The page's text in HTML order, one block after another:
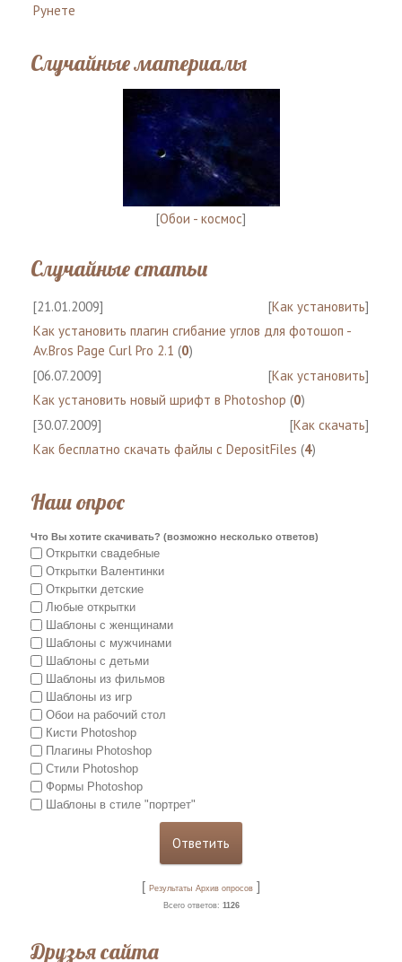
Рунете
Случайные материалы
[Обои - космос]
Случайные статьи
[21.01.2009] [Как установить]
Как установить плагин сгибание углов для фотошоп -
Av.Bros Page Curl Pro 2.1 (0)
[06.07.2009]
[Как установить]
Как установить новый шрифт в Photoshop (0)
[30.07.2009]
[Как скачать]
Как бесплатно скачать файлы с DepositFiles (4)
Наш опрос
Что Вы хотите скачивать? (возможно несколько ответов)
Открытки свадебные
Открытки Валентинки
Открытки детские
Любые открытки
Шаблоны с женщинами
Шаблоны с мужчинами
Шаблоны с детьми
Шаблоны из фильмов
Шаблоны из игр
Обои на рабочий стол
Кисти Photoshop
Плагины Photoshop
Стили Photoshop
Формы Photoshop
Шаблоны в стиле "портрет"
[ Результаты Архив опросов ]
Всего ответов: 1126
Друзья сайта